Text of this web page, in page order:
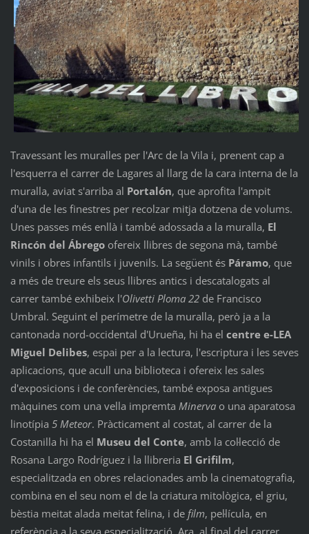
Travessant les muralles per l'Arc de la Vila i, prenent cap a
l'esquerra el carrer de Lagares al llarg de la cara interna de la
muralla, aviat s'arriba al Portalón, que aprofita l'ampit
d'una de les finestres per recolzar mitja dotzena de volums.
Unes passes més enllà i també adossada a la muralla, El
Rincón del Ábregoofereix llibres de segona mà, també
vinils i obres infantils i juvenils. La següent és Páramo, que
a més de treure els seus llibres antics i descatalogats al
carrer també exhibeix l'Olivetti Ploma 22de Francisco
Umbral. Seguint el perímetre de la muralla, però ja a la
cantonada nord-occidental d'Urueña, hi ha el centre e-LEA
Miguel Delibes, espai per a la lectura, l'escriptura i les seves
aplicacions, que acull una biblioteca i ofereix les sales
d'exposicions i de conferències, també exposa antigues
màquines com una vella impremta Minervao una aparatosa
linotípia 5 Meteor. Pràcticament al costat, al carrer de la
Costanilla hi ha el Museu del Conte, amb la col·lecció de
Rosana Largo Rodríguez i la llibreria El Grifilm,
especialitzada en obres relacionades amb la cinematografia,
combina en el seu nom el de la criatura mitològica, el griu,
bèstia meitat alada meitat felina, i de film, pel·lícula, en
referència a la seva especialització. Ara, al final del carrer